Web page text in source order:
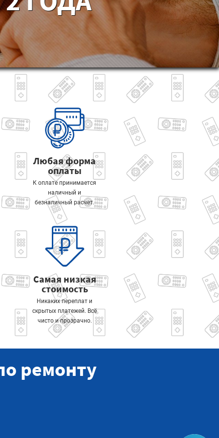
Любая форма
оплаты
К оплате принимается
наличный и
безналичный расчет.
Самая низкая
стоимость
Никаких переплат и
скрытых платежей. Всё
чисто и прозрачно.
ремонту